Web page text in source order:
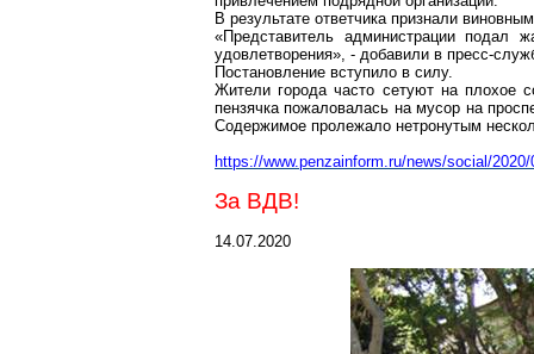
В результате ответчика признали
«Представитель администрации подал
удовлетворения», - добавили в пресс-
Постановление вступило в силу.
Жители города часто сетуют на плохое
пензячка пожаловалась на мусор на
Содержимое пролежало нетронутым
https://www.penzainform.ru/news/social/
За ВДВ!
14.07.2020